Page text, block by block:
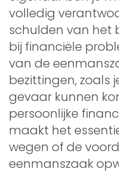
volledig
schulden van het
bij financiële
van de
bezittingen, zoals
gevaar kunnen
persoonlijke
maakt het
wegen of de
eenmanszaak